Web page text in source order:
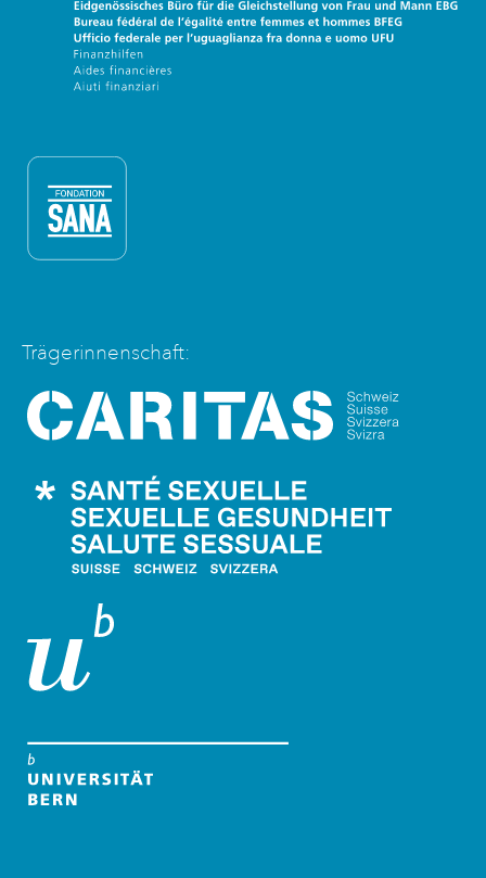
Eidgenössische Büro für die
Fondation Sana
Trägerinnenschaft:
Caritas Schweiz
Santé Sexuelle Schweiz
Universität Bern